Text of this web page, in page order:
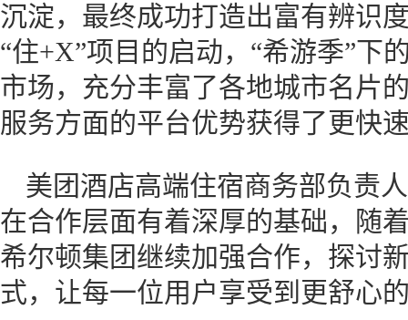
沉淀，最终成功打造出富有辨识
“住+X”项目的启动，“希游季”下
市场，充分丰富了各地城市名片
服务方面的平台优势获得了更快
美团酒店高端住宿商务部负责
在合作层面有着深厚的基础，随
希尔顿集团继续加强合作，探讨
式，让每一位用户享受到更舒心